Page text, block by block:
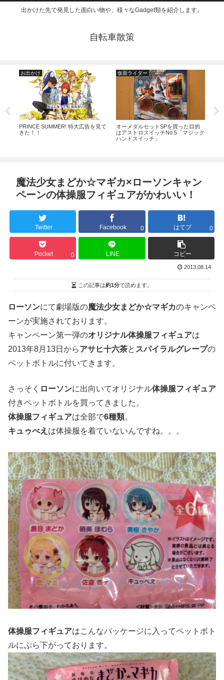
出かけた先で発見した面白い物や、様々なGadget類を紹介します。
自転車散策
お出かけ
PRINCE SUMMER! 特大広告を見て
きた！！
仮面ライダー
オーメダルセットSPを買った目的
はアストロスイッチNo.5「マジック
ハンドスイッチ」
魔法少女まどか☆マギカ×ローソンキャン
ペーンの体操服フィギュアがかわいい！
Twitter Facebook 0 はてブ 0
Pocket 0 LINE コピー
2013.08.14
この記事は約1分で読めます。
ローソンにて劇場版の魔法少女まどか☆マギカのキャンペ
ーンが実施されております。
キャンペーン第一弾のオリジナル体操服フィギュアは
2013年8月13日からアサヒ十六茶と スパイラルグレープの
ペットボトルに付いてきます。
さっそく ローソンに出向いてオリジナル体操服フィギュア
付きペットボトルを買ってきました。
体操服フィギュアは全部で6種類。
キュゥべえ は体操服を着ていないんですね。。。
体操服フィギュアはこんなパッケージに入ってペットボト
ルにぶら下がっております。